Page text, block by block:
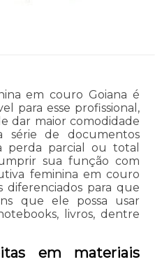
em couro Goiana é
para esse profissional,
dar maior comodidade
série de documentos
perda parcial ou total
sua função com
feminina em couro
diferenciados para que
que ele possa usar
livros, dentre
em materiais